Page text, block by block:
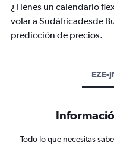
¿Tienes un calendario
volar a Sudáfricadesde
predicción de precios.
EZE-
Todo lo que necesitas